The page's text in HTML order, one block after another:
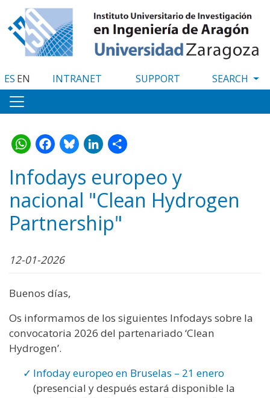
to
main
content
ES EN INTRANET SUPPORT
WhatsApp
Facebook
Bluesky
LinkedIn
Share
Infodays europeo y
nacional "Clean Hydrogen
Partnership"
12-01-2026
Buenos días,
Os informamos de los siguientes Infodays sobre la
convocatoria 2026 del partenariado ‘Clean
Hydrogen’.
Infoday europeo en Bruselas – 21 enero
(presencial y después estará disponible la